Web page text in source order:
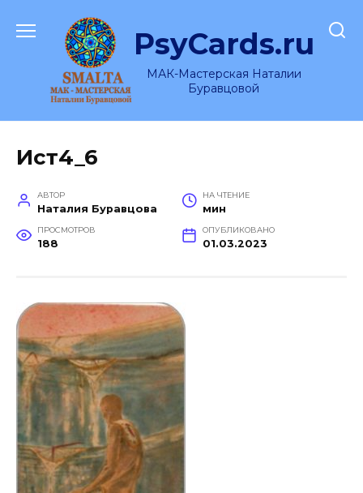
содержанию
PsyCards.ru
МАК-Мастерская Наталии
Буравцовой
Ист4_6
АВТОР
Наталия Буравцова
НА ЧТЕНИЕ
мин
ПРОСМОТРОВ
188
ОПУБЛИКОВАНО
01.03.2023